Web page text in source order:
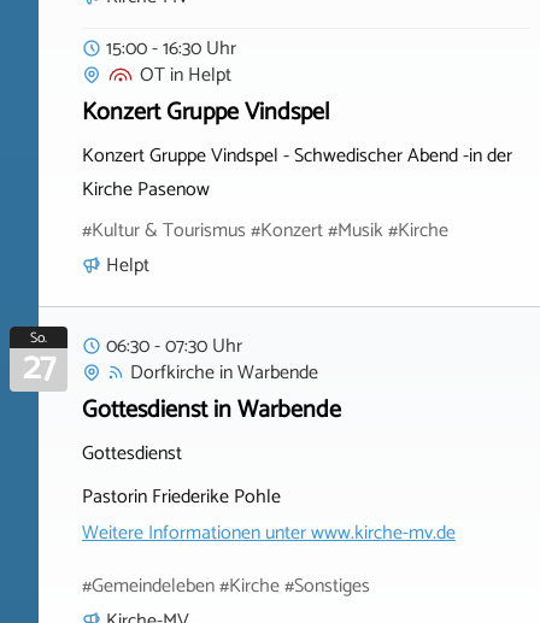
15:00 - 16:30 Uhr
OTinHelpt
Konzert Gruppe Vindspel
Konzert Gruppe Vindspel - Schwedischer Abend -in der
Kirche Pasenow
#Kultur & Tourismus #Konzert #Musik #Kirche
Helpt
So.
27
06:30 - 07:30 Uhr
DorfkircheinWarbende
Gottesdienst in Warbende
Gottesdienst
Pastorin Friederike Pohle
Weitere Informationen unterwww.kirche-mv.de
#Gemeindeleben #Kirche #Sonstiges